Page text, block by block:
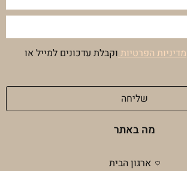
מדיניות הפרטיותוקבלת עדכונים למייל או
שליחה
מה באתר
ארגון הבית